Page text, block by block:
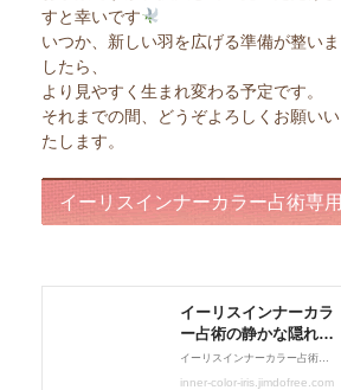
すと幸いです
いつか、新しい羽を広げる準備が整いま
したら、
より見やすく生まれ変わる予定です。
それまでの間、どうぞよろしくお願いい
たします。
イーリスインナーカラー占術専用